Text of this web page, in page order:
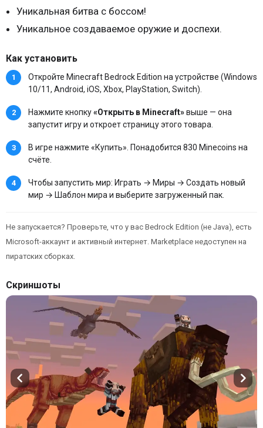
Уникальная битва с боссом!
Уникальное создаваемое оружие и доспехи.
Как установить
Откройте Minecraft Bedrock Edition на устройстве (Windows
10/11, Android, iOS, Xbox, PlayStation, Switch).
Нажмите кнопку«Открыть в Minecraft»выше — она
запустит игру и откроет страницу этого товара.
В игре нажмите «Купить». Понадобится 830 Minecoins на
счёте.
Чтобы запустить мир: Играть → Миры → Создать новый
мир → Шаблон мира и выберите загруженный пак.
Не запускается? Проверьте, что у вас Bedrock Edition (не Java), есть
Microsoft-аккаунт и активный интернет. Marketplace недоступен на
пиратских сборках.
Скриншоты